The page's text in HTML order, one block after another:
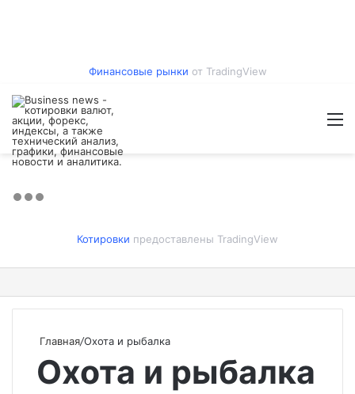
Финансовые рынки от TradingView
Котировки предоставлены TradingView
Главная/Охота и рыбалка
Охота и рыбалка